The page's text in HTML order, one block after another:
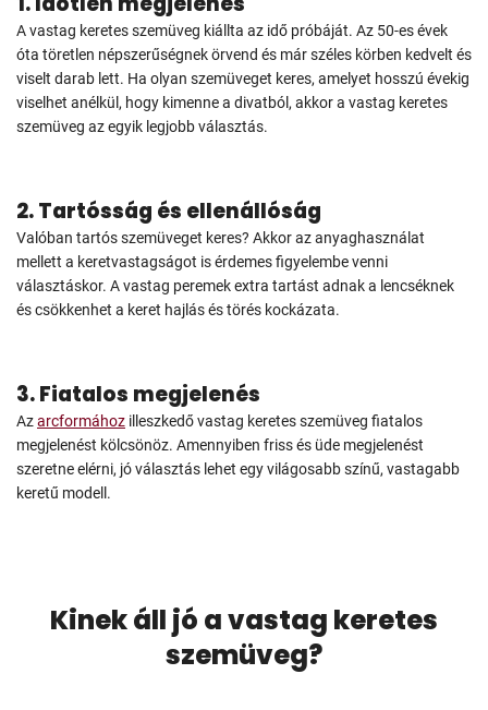
A vastag keretes szemüveg kiállta az idő próbáját. Az 50-es évek
óta töretlen népszerűségnek örvend és már széles körben kedvelt és
viselt darab lett. Ha olyan szemüveget keres, amelyet hosszú évekig
viselhet anélkül, hogy kimenne a divatból, akkor a vastag keretes
szemüveg az egyik legjobb választás.
2. Tartósság és ellenállóság
Valóban tartós szemüveget keres? Akkor az anyaghasználat
mellett a keretvastagságot is érdemes figyelembe venni
választáskor. A vastag peremek extra tartást adnak a lencséknek
és csökkenhet a keret hajlás és törés kockázata.
3. Fiatalos megjelenés
Azarcformához illeszkedő vastag keretes szemüveg fiatalos
megjelenést kölcsönöz. Amennyiben friss és üde megjelenést
szeretne elérni, jó választás lehet egy világosabb színű, vastagabb
keretű modell.
Kinek áll jó a vastag keretes
szemüveg?